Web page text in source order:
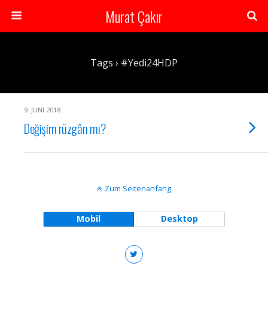
Murat Çakır
Tags › #Yedi24HDP
9. JUNI 2018
Değişim rüzgârı mı?
Zum Seitenanfang
Mobil Desktop